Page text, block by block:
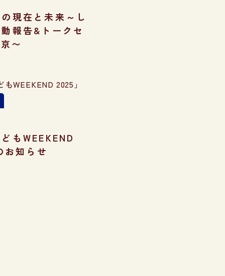
現在と未来～し
報告&トークセ
〜
もWEEKEND
お知らせ